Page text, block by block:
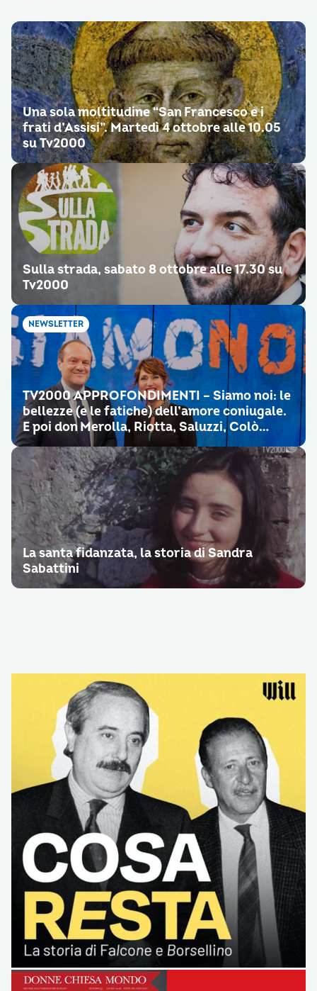
Una sola moltitudine “San Francesco e i
frati d’Assisi”. Martedì 4 ottobre alle 10.05
su Tv2000
Sulla strada, sabato 8 ottobre alle 17.30 su
Tv2000
NEWSLETTER
TV2000 APPROFONDIMENTI – Siamo noi: le
bellezze (e le fatiche) dell’amore coniugale.
E poi don Merolla, Riotta, Saluzzi, Colò…
La santa fidanzata, la storia di Sandra
Sabattini